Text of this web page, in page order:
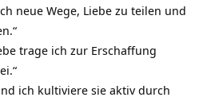
neue Wege, Liebe zu teilen und
trage ich zur Erschaffung
ich kultiviere sie aktiv durch